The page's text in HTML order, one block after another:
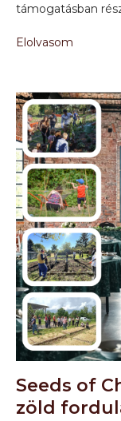
támogatásban
Elolvasom
Seeds of
zöld